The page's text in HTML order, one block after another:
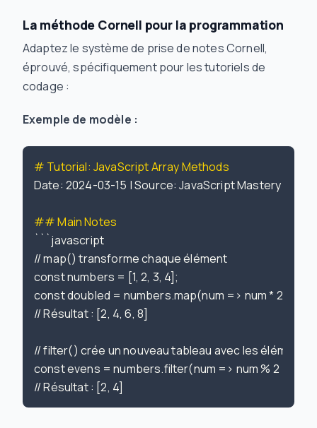
La méthode Cornell pour la programmation
Adaptez le système de prise de notes Cornell,
éprouvé, spécifiquement pour les tutoriels de
codage :
Exemple de modèle :
# Tutorial: JavaScript Array Methods
Date: 2024-03-15 | Source: JavaScript Mastery
## Main Notes
```javascript
// map() transforme chaque élément
const numbers = [1, 2, 3, 4];
const doubled = numbers.map(num => num * 2);
// Résultat : [2, 4, 6, 8]
// filter() crée un nouveau tableau avec les
const evens = numbers.filter(num => num % 2 ===